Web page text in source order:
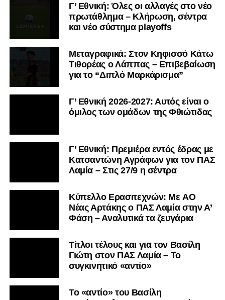
Γ’ Εθνική: Όλες οι αλλαγές στο νέο
πρωτάθλημα – Κλήρωση, σέντρα
και νέο σύστημα playoffs
Μεταγραφικά: Στον Κηφισσό Κάτω
Τιθορέας ο Λάππας – Επιβεβαίωση
για το “Διπλό Μαρκάρισμα”
Γ’ Εθνική 2026-2027: Αυτός είναι ο
όμιλος των ομάδων της Φθιώτιδας
Γ’ Εθνική: Πρεμιέρα εντός έδρας με
Κατσαντώνη Αγράφων για τον ΠΑΣ
Λαμία – Στις 27/9 η σέντρα
Kύπελλο Ερασιτεχνών: Με AO
Nέας Αρτάκης ο ΠΑΣ Λαμία στην Α’
Φάση – Αναλυτικά τα ζευγάρια
Τίτλοι τέλους και για τον Βασίλη
Γιώτη στον ΠΑΣ Λαμία – Το
συγκινητικό «αντίο»
Το «αντίο» του Βασίλη